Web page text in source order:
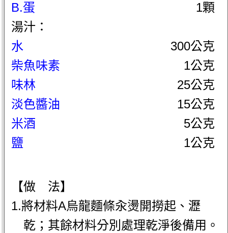
B.蛋
1顆
湯汁：
水
300公克
柴魚味素
1公克
味林
25公克
淡色醬油
15公克
米酒
5公克
鹽
1公克
【做 法】
1.將材料A烏龍麵條汆燙開撈起、瀝
乾；其餘材料分別處理乾淨後備用。